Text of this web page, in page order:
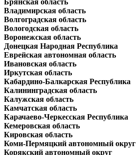
Владимирская область
Волгоградская область
Вологодская область
Воронежская область
Донецкая Народная Республика
Еврейская автономная область
Ивановская область
Иркутская область
Кабардино-Балкарская Республика
Калининградская область
Калужская область
Камчатская область
Карачаево-Черкесская Республика
Кемеровская область
Кировская область
Коми-Пермяцкий автономный округ
Корякский автономный округ